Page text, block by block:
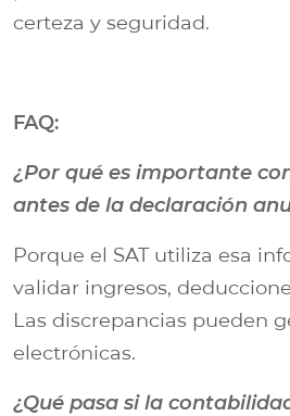
certeza y seguridad.
FAQ:
¿Por qué es importante
antes de la declaración
Porque el SAT utiliza esa
validar ingresos,
Las discrepancias pueden
electrónicas.
¿Qué pasa si la